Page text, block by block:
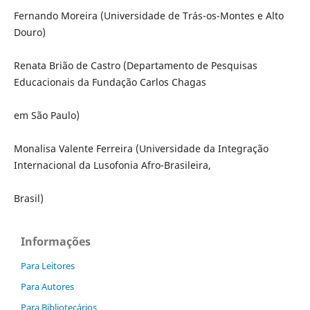
Fernando Moreira (Universidade de Trás-os-Montes e Alto
Douro)
Renata Brião de Castro (Departamento de Pesquisas
Educacionais da Fundação Carlos Chagas
em São Paulo)
Monalisa Valente Ferreira (Universidade da Integração
Internacional da Lusofonia Afro-Brasileira,
Brasil)
Informações
Para Leitores
Para Autores
Para Bibliotecários